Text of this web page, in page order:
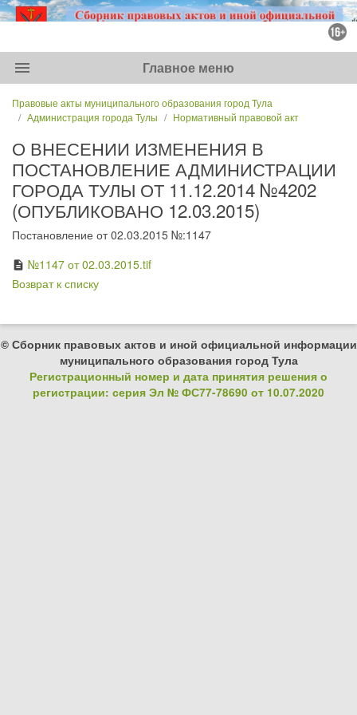
menu Главное меню
Правовые акты муниципального образования город Тула
Администрация города Тулы
Нормативный правовой акт
О ВНЕСЕНИИ ИЗМЕНЕНИЯ В
ПОСТАНОВЛЕНИЕ АДМИНИСТРАЦИИ
ГОРОДА ТУЛЫ ОТ 11.12.2014 №4202
(ОПУБЛИКОВАНО 12.03.2015)
Постановление от 02.03.2015 №:1147
description №1147 от 02.03.2015.tif
Возврат к списку
© Сборник правовых актов и иной официальной информации
муниципального образования город Тула
Регистрационный номер и дата принятия решения о
регистрации: серия Эл № ФС77-78690 от 10.07.2020